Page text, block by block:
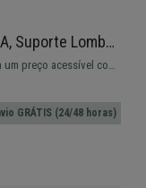
Suporte Lombar,
Preto
preço acessível com
com suporte
GRÁTIS (24/48 horas)